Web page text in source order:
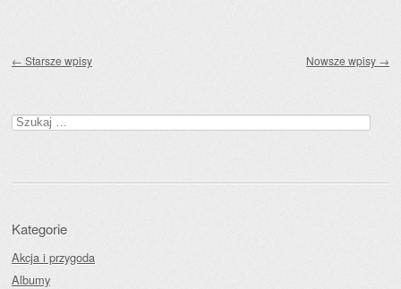
← Starsze wpisy Nowsze wpisy →
Szukaj:
Kategorie
Akcja i przygoda
Albumy